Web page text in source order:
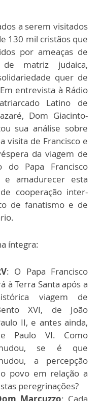
a serem visitados
130 mil cristãos que
por ameaças de
de matriz judaica,
quer de
entrevista à Rádio
Latino de
Dom Giacinto-
sua análise sobre
visita de Francisco e
da viagem de
do Papa Francisco
amadurecer esta
cooperação inter-
de fanatismo e de
íntegra:
: O Papa Francisco
à Terra Santa após a
viagem de
XVI, de João
II, e antes ainda,
Paulo VI. Como
se é que
a percepção
povo em relação a
peregrinações?